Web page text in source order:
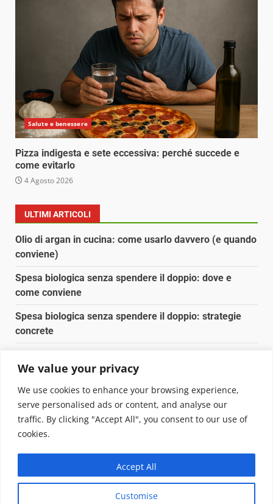
We value your privacy
We use cookies to enhance your browsing experience,
serve personalised ads or content, and analyse our
traffic. By clicking "Accept All", you consent to our use of
cookies.
Customise
Accept All
Salute e benessere
Pizza indigesta e sete eccessiva: perché succede e
come evitarlo
4 Agosto 2026
ULTIMI ARTICOLI
Olio di argan in cucina: come usarlo davvero (e quando
conviene)
Spesa biologica senza spendere il doppio: dove e
come conviene
Spesa biologica senza spendere il doppio: strategie
concrete
Pulizia naturale della casa: 3 ingredienti che
sostituiscono 10 prodotti chimici
Copyright © 2025 Biopianeta.it proprietà di Jws Media
Questo blog non è una testata giornalistica, in quanto
viene aggiornato senza alcuna periodicità. Non può
pertanto considerarsi un prodotto editoriale ai sensi